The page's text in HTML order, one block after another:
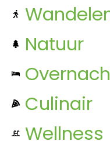
Natuur
Culinair
Wellness